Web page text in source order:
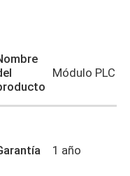
Módulo PLC
1 año